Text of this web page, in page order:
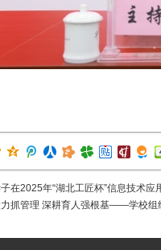
在2025年“湖北工匠杯”信息技术
抓管理 深耕育人强根基——学校组